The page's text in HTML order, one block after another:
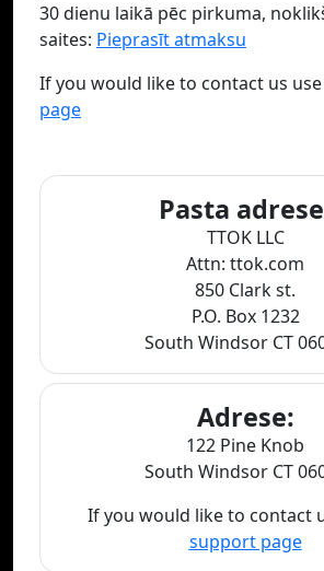
30 dienu laikā pēc pirkuma,
saites: Pieprasīt atmaksu
If you would like to contact us
page
Pasta
TTOK LLC
Attn: ttok.com
850 Clark st.
P.O. Box 1232
South Windsor CT
Adrese:
122 Pine Knob
South Windsor CT
If you would like to contact
support page